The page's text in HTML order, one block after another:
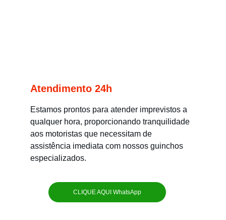
Atendimento 24h
Estamos prontos para atender imprevistos a
qualquer hora, proporcionando tranquilidade
aos motoristas que necessitam de
assistência imediata com nossos guinchos
especializados.
CLIQUE AQUI WhatsApp